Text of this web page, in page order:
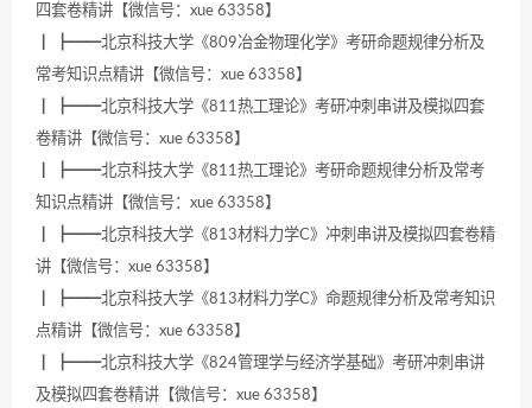
四套卷精讲【微信号：xue 63358】
┃ ┣━━北京科技大学《809冶金物理化学》考研命题规律分析及
常考知识点精讲【微信号：xue 63358】
┃ ┣━━北京科技大学《811热工理论》考研冲刺串讲及模拟四套
卷精讲【微信号：xue 63358】
┃ ┣━━北京科技大学《811热工理论》考研命题规律分析及常考
知识点精讲【微信号：xue 63358】
┃ ┣━━北京科技大学《813材料力学C》冲刺串讲及模拟四套卷精
讲【微信号：xue 63358】
┃ ┣━━北京科技大学《813材料力学C》命题规律分析及常考知识
点精讲【微信号：xue 63358】
┃ ┣━━北京科技大学《824管理学与经济学基础》考研冲刺串讲
及模拟四套卷精讲【微信号：xue 63358】